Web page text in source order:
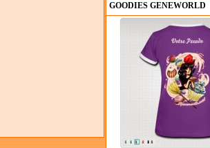
GOODIES GENEWORLD